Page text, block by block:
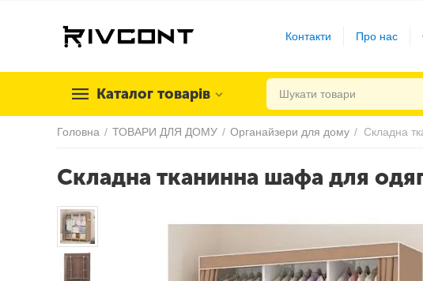
Контакти Про нас
Каталог товарів
Головна / ТОВАРИ ДЛЯ ДОМУ / Органайзери для дому /
Складна тканинна шафа для